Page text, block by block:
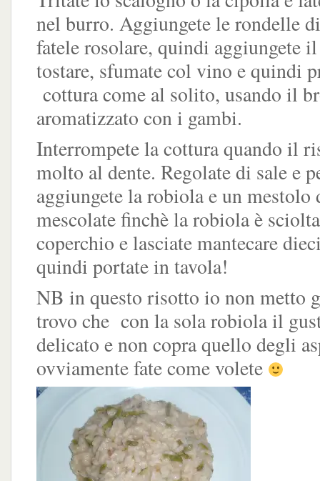
nel burro. Aggiungete le rondelle
fatele rosolare, quindi aggiungete
tostare, sfumate col vino e quindi
cottura come al solito, usando il
aromatizzato con i gambi.
Interrompete la cottura quando il
molto al dente. Regolate di sale e
aggiungete la robiola e un mestolo
mescolate finchè la robiola è
coperchio e lasciate mantecare
quindi portate in tavola!
NB in questo risotto io non metto
trovo che con la sola robiola il
delicato e non copra quello degli
ovviamente fate come volete